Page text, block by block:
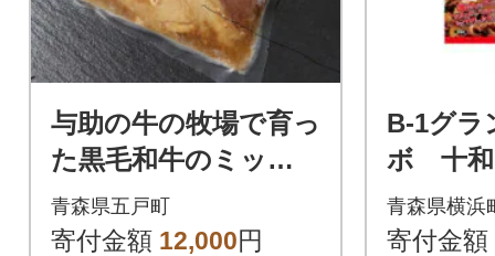
与助の牛の牧場で育っ
た黒毛和牛のミック
スホルモン 300g×2
パック
青森県五戸町
寄付金額 12,000円
B-1グラ
ボ 十和
【
青森県横浜
寄付金額